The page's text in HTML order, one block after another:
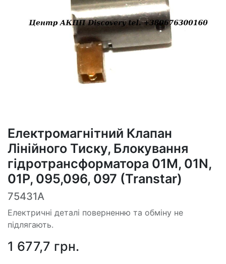
Електромагнітний Клапан
Лінійного Тиску, Блокування
гідротрансформатора 01M, 01N,
01P, 095,096, 097 (Transtar)
75431A
Електричні деталі поверненню та обміну не
підлягають.
1 677,7 грн.